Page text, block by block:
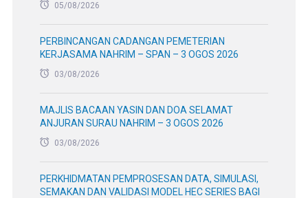
05/08/2026
PERBINCANGAN CADANGAN PEMETERIAN
KERJASAMA NAHRIM – SPAN – 3 OGOS 2026
03/08/2026
MAJLIS BACAAN YASIN DAN DOA SELAMAT
ANJURAN SURAU NAHRIM – 3 OGOS 2026
03/08/2026
PERKHIDMATAN PEMPROSESAN DATA, SIMULASI,
SEMAKAN DAN VALIDASI MODEL HEC SERIES BAGI